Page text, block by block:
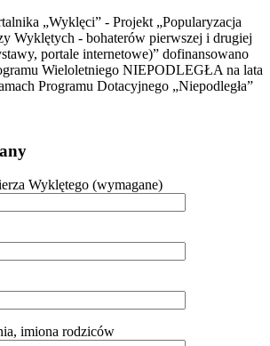
„Wyklęci” - Projekt „Popularyzacja
Wyklętych - bohaterów pierwszej i drugiej
portale internetowe)” dofinansowano
Wieloletniego NIEPODLEGŁA na lata
Programu Dotacyjnego „Niepodległa”
Wyklętego (wymagane)
imiona rodziców